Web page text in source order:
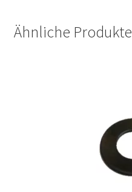
Ähnliche Produkte